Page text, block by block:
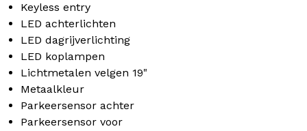
Keyless entry
LED achterlichten
LED dagrijverlichting
LED koplampen
Lichtmetalen velgen 19"
Metaalkleur
Parkeersensor achter
Parkeersensor voor